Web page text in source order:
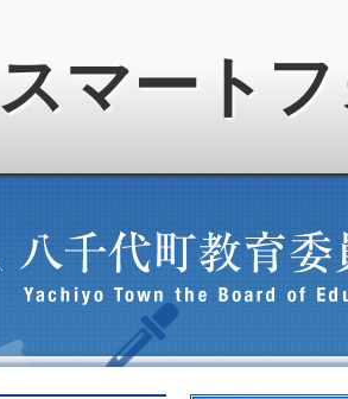
スマート